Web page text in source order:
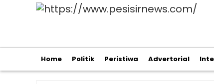
Home Politik Peristiwa Advertorial